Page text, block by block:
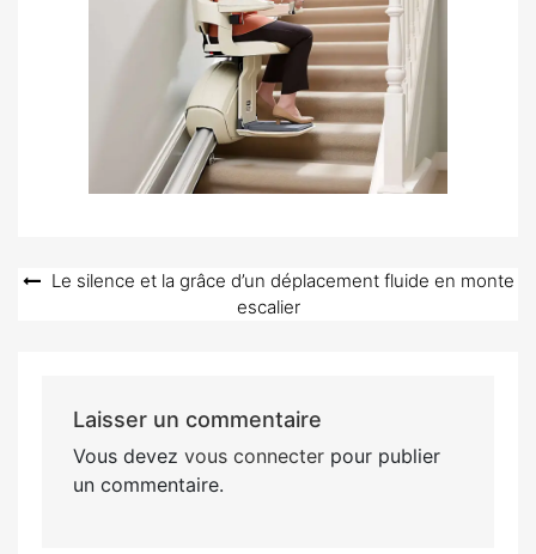
Navigation
Le silence et la grâce d’un déplacement fluide en monte
escalier
Laisser un commentaire
Vous devez vous connecterpour publier
un commentaire.